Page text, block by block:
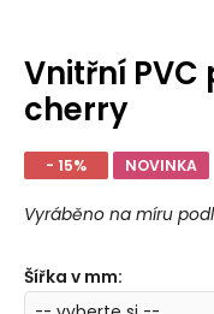
Vnitřní
cherry
- 15% NOVINKA
Vyráběno na míru
Šířka v mm: